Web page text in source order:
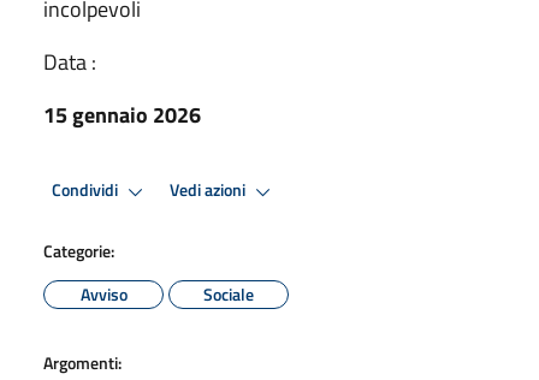
incolpevoli
Data :
15 gennaio 2026
Condividi Vedi azioni
Categorie:
Avviso
Sociale
Argomenti: